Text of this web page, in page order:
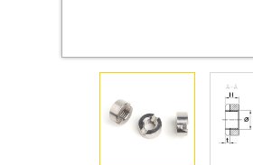
Крюки, кольца с шурупной
Оснастка и аксессуары для